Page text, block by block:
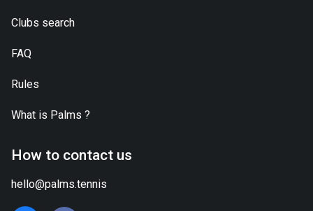
Clubs search
FAQ
Rules
What is Palms ?
How to contact us
hello@palms.tennis